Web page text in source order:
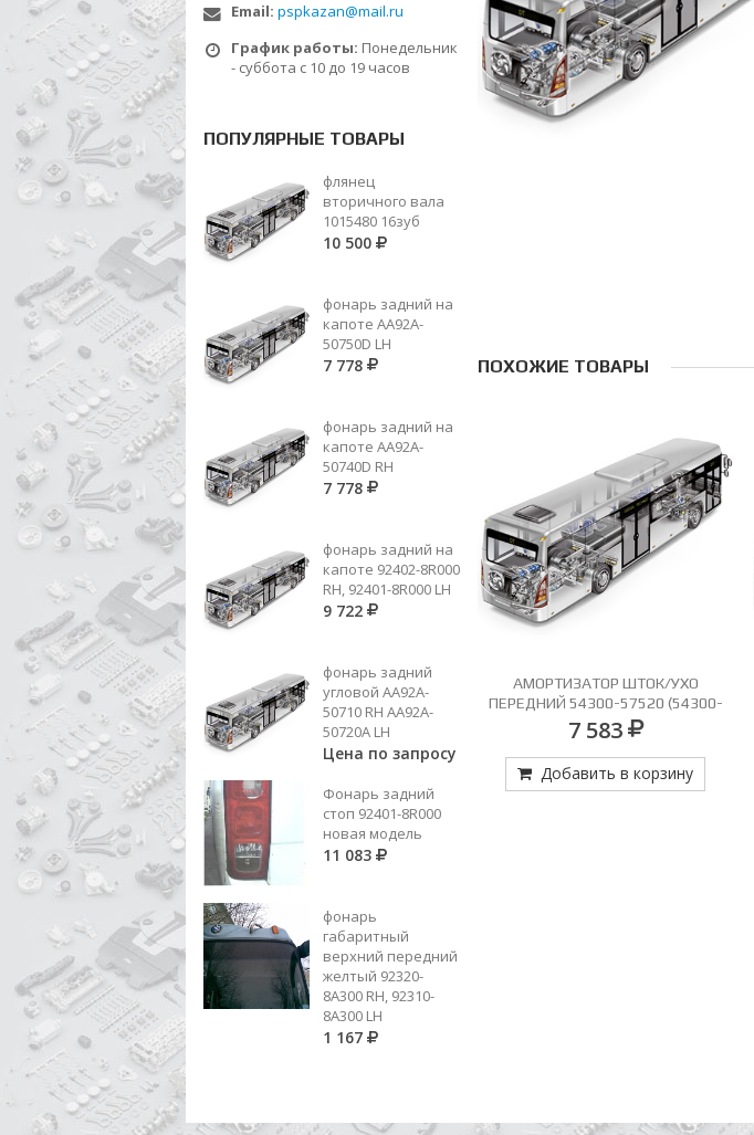
ПОХОЖИЕ ТОВАРЫ
АМОРТИЗАТОР САЙЛ/САЙЛ
ЗАДНИЙ 55300-57550, 55300-
55052=55300-55051, СЖ.393/
РАЗЖ.590
7 583
АМОРТИЗАТОР ШТОК/УХО
ПЕРЕДНИЙ 54300-57520 (54300-
55100) НЕ ОРИГ.СЖ.340/РАЗЖ.575
7 583
Добавить в корзину
Email: pspkazan@mail.ru
График работы: Понедельник
- суббота с 10 до 19 часов
ПОПУЛЯРНЫЕ ТОВАРЫ
флянец
вторичного вала
1015480 16зуб
10 500
фонарь задний на
капоте AA92A-
50750D LH
7 778
фонарь задний на
капоте AA92A-
50740D RH
7 778
фонарь задний на
капоте 92402-8R000
RH, 92401-8R000 LH
9 722
фонарь задний
угловой AA92A-
50710 RH AA92A-
50720A LH
Цена по запросу
Фонарь задний
стоп 92401-8R000
новая модель
11 083
фонарь
габаритный
верхний передний
желтый 92320-
8A300 RH, 92310-
8А300 LH
1 167